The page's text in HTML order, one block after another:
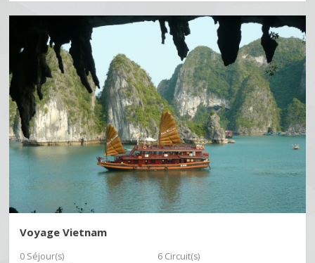
Voyage Vietnam
0 Séjour(s)
6 Circuit(s)